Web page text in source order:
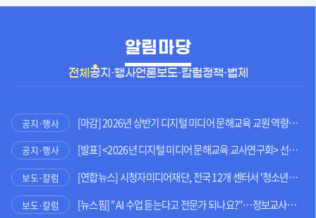
알림마당
전체
공지·행사 [마감] 2026년 상반기 디지털 미디어 문해교육 교원 역량 강화 연수 참여자 모집
공지·행사 [발표] <2026년 디지털 미디어 문해교육 교사연구회> 선정 결과 발표
보도·칼럼 [연합뉴스] 시청자미디어재단, 전국 12개 센터서 '청소년 미디어 주간'
보도·칼럼 [뉴스핌] "AI 수업 듣는다고 전문가 되나요?"…정보교사가 말하는 진짜 'AI 시대 인재'는
공지·행사언론보도·칼럼정책·법제